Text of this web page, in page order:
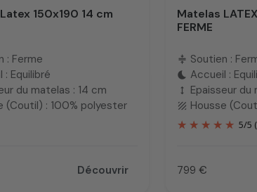
150x190 14 cm
: Ferme
: Equilibré
du matelas : 14 cm
(Coutil) : 100% polyester
Découvrir
Matelas
FERME
compress Soutien :
bedtime Accueil :
height Epaisseur du
texture Housse
5/5
Prix
799 €